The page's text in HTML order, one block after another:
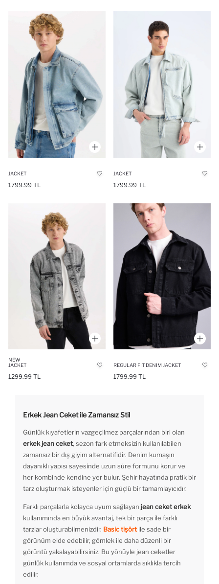
JACKET
1799.99 TL
JACKET
1799.99 TL
NEW
JACKET
1299.99 TL
REGULAR FIT DENIM JACKET
1799.99 TL
Erkek Jean Ceket ile Zamansız Stil
Günlük kıyafetlerin vazgeçilmez parçalarından biri olan
erkek jean ceket, sezon fark etmeksizin kullanılabilen
zamansız bir dış giyim alternatifidir. Denim kumaşın
dayanıklı yapısı sayesinde uzun süre formunu korur ve
her kombinde kendine yer bulur. Şehir hayatında pratik bir
tarz oluşturmak isteyenler için güçlü bir tamamlayıcıdır.
Farklı parçalarla kolayca uyum sağlayan jean ceket erkek
kullanımında en büyük avantaj, tek bir parça ile farklı
tarzlar oluşturabilmenizdir. Basic tişörtile sade bir
görünüm elde edebilir, gömlek ile daha düzenli bir
görüntü yakalayabilirsiniz. Bu yönüyle jean ceketler
günlük kullanımda ve sosyal ortamlarda sıklıkla tercih
edilir.